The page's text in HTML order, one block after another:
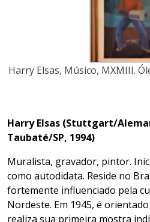
Harry Elsas, Músico, MXMIII.
Harry Elsas (Stuttgart/
Taubaté/SP, 1994)
Muralista, gravador, pintor.
como autodidata. Reside no
fortemente influenciado pela
Nordeste. Em 1945, é
realiza sua primeira mostra